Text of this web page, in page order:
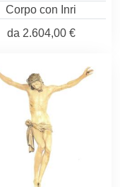
Corpo con Inri
da 2.604,00 €